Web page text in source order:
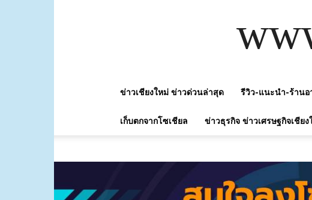
ข่าวเชียงใหม่ ข่าวด่วนล่าสุด รีวิว-แนะนำ-ร้านอ
เก็บตกจากโซเชียล ข่าวธุรกิจ ข่าวเศรษฐกิจเชียง